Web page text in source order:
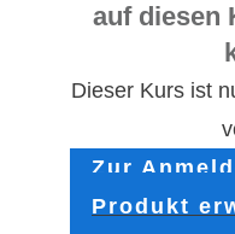
auf diesen
Dieser Kurs ist
Zur
Produkt